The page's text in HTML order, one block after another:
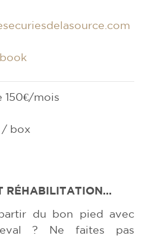
150€/mois
/ box
RÉHABILITATION…
du bon pied avec
? Ne faites pas